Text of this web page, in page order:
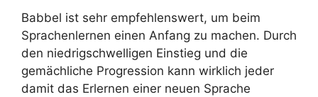
Babbel ist sehr empfehlenswert, um beim
Sprachenlernen einen Anfang zu machen. Durch
den niedrigschwelligen Einstieg und die
gemächliche Progression kann wirklich jeder
damit das Erlernen einer neuen Sprache